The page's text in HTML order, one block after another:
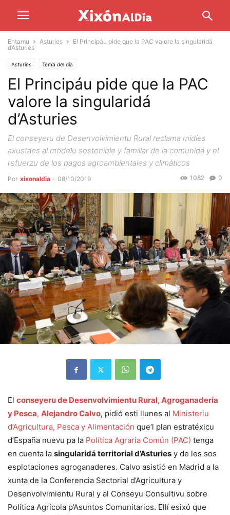
Entamu Asturies
El Principáu pide que la PAC valore la singularidá
d’Asturies
Asturies Tema del día
El Principáu pide que la PAC
valore la singularidá
d’Asturies
El conseyeru de Desenvolvimientu Rural reclama midíes
axustaes al modelu sostenible y familiar de la comunidá y el
refuerzu de los pagos agroambientales y climáticos
Por xixonaldia - 08/10/2019 0
1082
El conseyeru de Desenvolvimientu Rural, Agroganadería
y Pesca, Alejandro Calvo, pidió esti llunes al Ministeriu
d’Agricultura, Pesca y Alimentación que’l plan estratéxicu
d’España nuevu pa la Política Agraria Común (PAC) tenga
en cuenta la singularidá territorial d’Asturies y de les sos
esplotaciones agroganaderes. Calvo asistió en Madrid a la
xunta de la Conferencia Sectorial d’Agricultura y
Desenvolvimientu Rural y al Conseyu Consultivu sobre
Política Agrícola p’Asuntos Comunitarios. Ellí esixó que